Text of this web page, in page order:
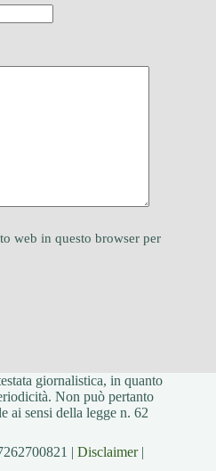
web in questo browser per
giornalistica, in quanto
Non può pertanto
ai sensi della legge n. 62
| Disclaimer|